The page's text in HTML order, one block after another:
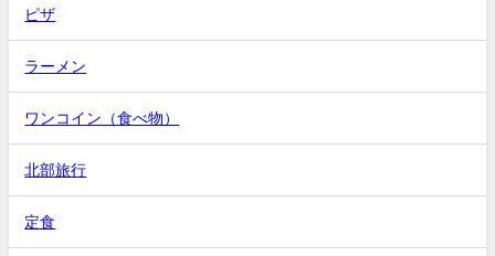
ピザ
ラーメン
ワンコイン（食べ物）
北部旅行
定食